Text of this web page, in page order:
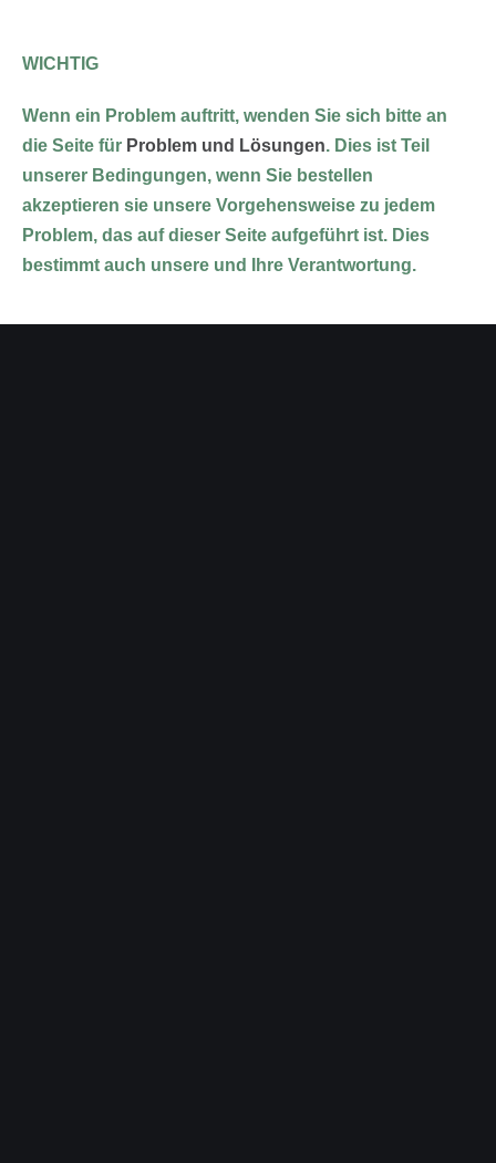
WICHTIG
Wenn ein Problem auftritt, wenden Sie sich bitte an
die Seite für Problem und Lösungen. Dies ist Teil
unserer Bedingungen, wenn Sie bestellen
akzeptieren sie unsere Vorgehensweise zu jedem
Problem, das auf dieser Seite aufgeführt ist. Dies
bestimmt auch unsere und Ihre Verantwortung.